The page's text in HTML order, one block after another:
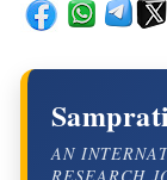
AN
RESEARCH